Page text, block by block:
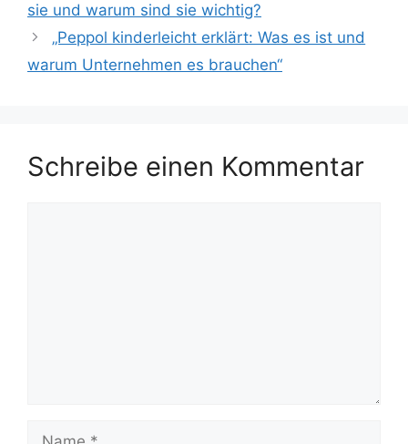
sie und warum sind sie wichtig?
„Peppol kinderleicht erklärt: Was es ist und
warum Unternehmen es brauchen“
Schreibe einen Kommentar
Name